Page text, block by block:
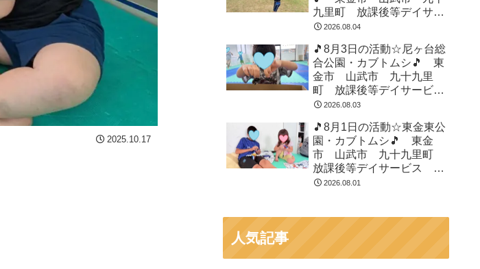
2025.10.17
九里町 放課後等デイサー
ビス 児童発達支援 運動
2026.08.04
🎵8月3日の活動☆尼ヶ台総
合公園・カブトムシ🎵 東
金市 山武市 九十九里
町 放課後等デイサービ
ス 児童発達支援 運動療
2026.08.03
🎵8月1日の活動☆東金東公
園・カブトムシ🎵 東金
市 山武市 九十九里町
放課後等デイサービス 児
童発達支援 運動療育 教
2026.08.01
人気記事